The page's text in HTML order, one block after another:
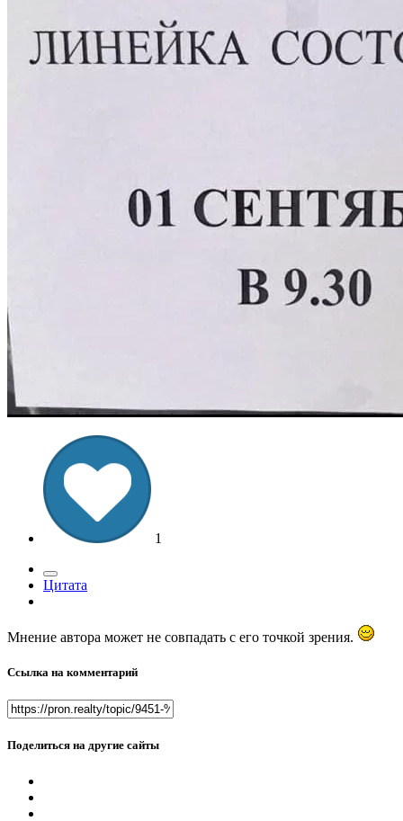
1
Цитата
Мнение автора может не совпадать с его точкой зрения.
Ссылка на комментарий
Поделиться на другие сайты